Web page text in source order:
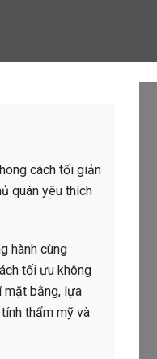
cách tối giản
quán yêu thích
hành cùng
tối ưu không
mặt bằng, lựa
thẩm mỹ và